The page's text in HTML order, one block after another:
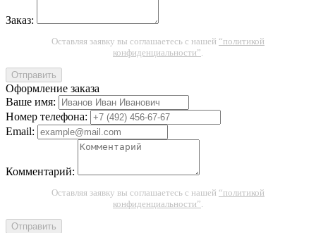
Заказ:
Оставляя заявку вы соглашаетесь с нашей “политикой
конфиденциальности”.
Отправить
Оформление заказа
Ваше имя:
Номер телефона:
Email:
Комментарий:
Оставляя заявку вы соглашаетесь с нашей “политикой
конфиденциальности”.
Отправить